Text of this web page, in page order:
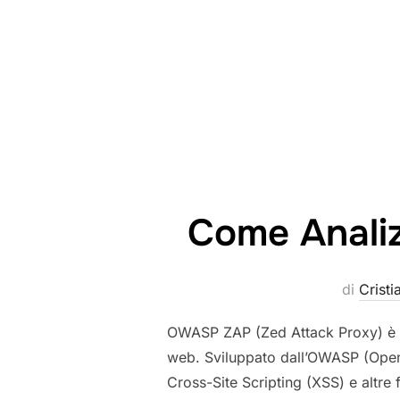
Come
di
OWASP ZAP (Zed Attack Proxy)
web. Sviluppato dall’OWASP
Cross-Site Scripting (XSS) e